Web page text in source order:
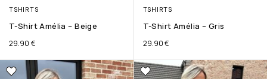
TSHIRTS
T-Shirt Amélia – Beige
29.90 €
TSHIRTS
T-Shirt Amélia – Gris
29.90€